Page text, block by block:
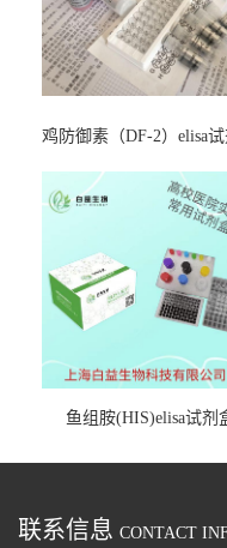
鸡防御素（DF-2）elisa
鱼组胺(HIS)elisa试剂
联系信息 CONTACT